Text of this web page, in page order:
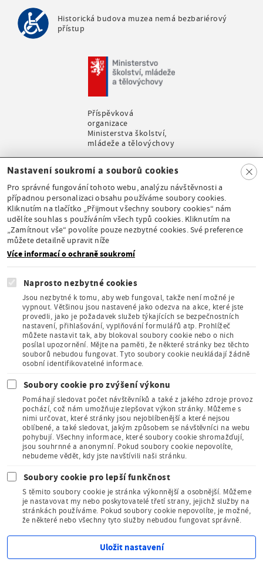
Historická budova muzea nemá bezbariérový
přístup
Příspěvková
organizace
Ministerstva školství,
mládeže a tělovýchovy
Stálá expozice pod
záštitou České
komise pro UNESCO
Člen Asociace
muzeí a galerií
České
republiky
Člen Mezinárodního
sdružení pro dětskou
knihu
Kudy z nudy - tipy na výlet
Clo
se
Nastavení soukromí a souborů cookies
Pro správné fungování tohoto webu, analýzu návštěvnosti a
případnou personalizaci obsahu používáme soubory cookies.
Kliknutím na tlačítko „Přijmout všechny soubory cookies“ nám
udělíte souhlas s používáním všech typů cookies. Kliknutím na
„Zamítnout vše“ povolíte pouze nezbytné cookies. Své preference
můžete detailně upravit níže
Více informací o ochraně soukromí
Naprosto nezbytné cookies
Jsou nezbytné k tomu, aby web fungoval, takže není možné je
vypnout. Většinou jsou nastavené jako odezva na akce, které jste
provedli, jako je požadavek služeb týkajících se bezpečnostních
nastavení, přihlašování, vyplňování formulářů atp. Prohlížeč
můžete nastavit tak, aby blokoval soubory cookie nebo o nich
posílal upozornění. Mějte na paměti, že některé stránky bez těchto
souborů nebudou fungovat. Tyto soubory cookie neukládají žádně
osobní identifikovatelné informace.
Soubory cookie pro zvýšení výkonu
Pomáhají sledovat počet návštěvníků a také z jakého zdroje provoz
pochází, což nám umožňuje zlepšovat výkon stránky. Můžeme s
nimi určovat, které stránky jsou nejoblíbenější a které nejsou
oblíbené, a také sledovat, jakým způsobem se návštěvníci na webu
pohybují. Všechny informace, které soubory cookie shromažďují,
jsou souhrnné a anonymní. Pokud soubory cookie nepovolíte,
nebudeme vědět, kdy jste navštívili naši stránku.
Soubory cookie pro lepší funkčnost
S těmito soubory cookie je stránka výkonnější a osobnější. Můžeme
je nastavovat my nebo poskytovatelé třetí strany, jejichž služby na
stránkách používáme. Pokud soubory cookie nepovolíte, je možné,
že některé nebo všechny tyto služby nebudou fungovat správně.
Uložit nastavení